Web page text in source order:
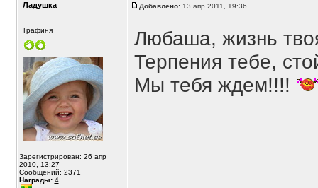
Ладушка Добавлено:13 апр 2011, 19:36
Графиня
Зарегистрирован: 26 апр
2010, 13:27
Сообщений: 2371
Награды: 4
Любаша, жизнь
Терпения тебе,
Мы тебя ждем!!!!